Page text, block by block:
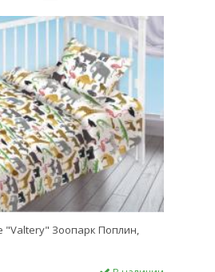
"Valtery" Зоопарк Поплин,